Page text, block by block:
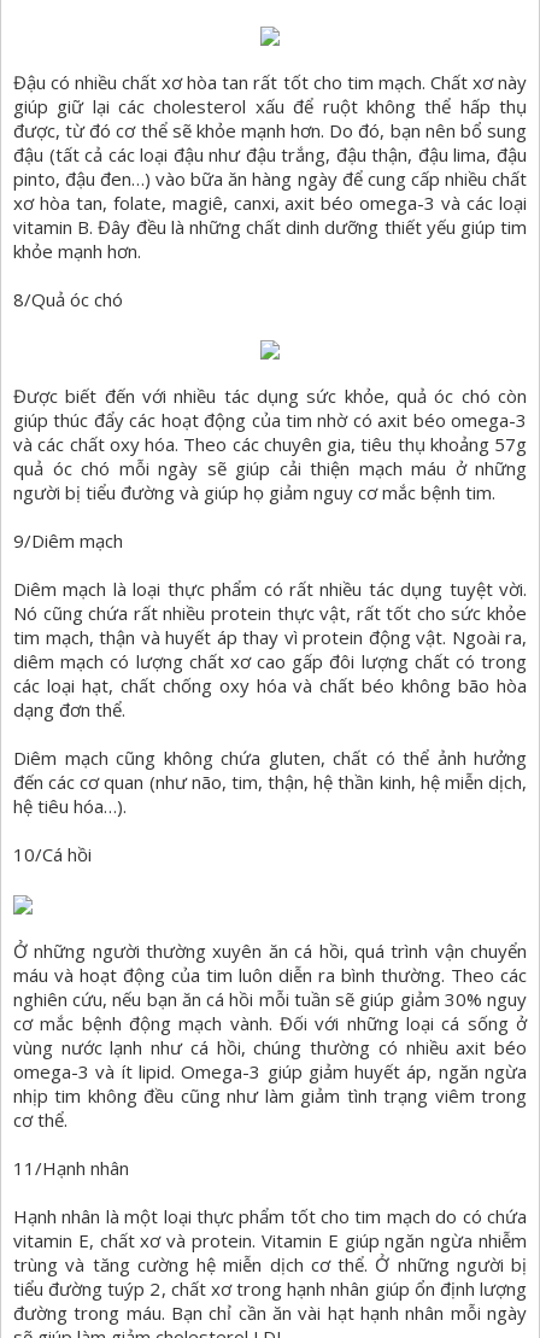
Đậu có nhiều chất xơ hòa tan rất tốt cho tim mạch. Chất xơ này
giúp giữ lại các cholesterol xấu để ruột không thể hấp thụ
được, từ đó cơ thể sẽ khỏe mạnh hơn. Do đó, bạn nên bổ sung
đậu (tất cả các loại đậu như đậu trắng, đậu thận, đậu lima, đậu
pinto, đậu đen…) vào bữa ăn hàng ngày để cung cấp nhiều chất
xơ hòa tan, folate, magiê, canxi, axit béo omega-3 và các loại
vitamin B. Đây đều là những chất dinh dưỡng thiết yếu giúp tim
khỏe mạnh hơn.
8/Quả óc chó
Được biết đến với nhiều tác dụng sức khỏe, quả óc chó còn
giúp thúc đẩy các hoạt động của tim nhờ có axit béo omega-3
và các chất oxy hóa. Theo các chuyên gia, tiêu thụ khoảng 57g
quả óc chó mỗi ngày sẽ giúp cải thiện mạch máu ở những
người bị tiểu đường và giúp họ giảm nguy cơ mắc bệnh tim.
9/Diêm mạch
Diêm mạch là loại thực phẩm có rất nhiều tác dụng tuyệt vời.
Nó cũng chứa rất nhiều protein thực vật, rất tốt cho sức khỏe
tim mạch, thận và huyết áp thay vì protein động vật. Ngoài ra,
diêm mạch có lượng chất xơ cao gấp đôi lượng chất có trong
các loại hạt, chất chống oxy hóa và chất béo không bão hòa
dạng đơn thể.
Diêm mạch cũng không chứa gluten, chất có thể ảnh hưởng
đến các cơ quan (như não, tim, thận, hệ thần kinh, hệ miễn dịch,
hệ tiêu hóa…).
10/Cá hồi
Ở những người thường xuyên ăn cá hồi, quá trình vận chuyển
máu và hoạt động của tim luôn diễn ra bình thường. Theo các
nghiên cứu, nếu bạn ăn cá hồi mỗi tuần sẽ giúp giảm 30% nguy
cơ mắc bệnh động mạch vành. Đối với những loại cá sống ở
vùng nước lạnh như cá hồi, chúng thường có nhiều axit béo
omega-3 và ít lipid. Omega-3 giúp giảm huyết áp, ngăn ngừa
nhịp tim không đều cũng như làm giảm tình trạng viêm trong
cơ thể.
11/Hạnh nhân
Hạnh nhân là một loại thực phẩm tốt cho tim mạch do có chứa
vitamin E, chất xơ và protein. Vitamin E giúp ngăn ngừa nhiễm
trùng và tăng cường hệ miễn dịch cơ thể. Ở những người bị
tiểu đường tuýp 2, chất xơ trong hạnh nhân giúp ổn định lượng
đường trong máu. Bạn chỉ cần ăn vài hạt hạnh nhân mỗi ngày